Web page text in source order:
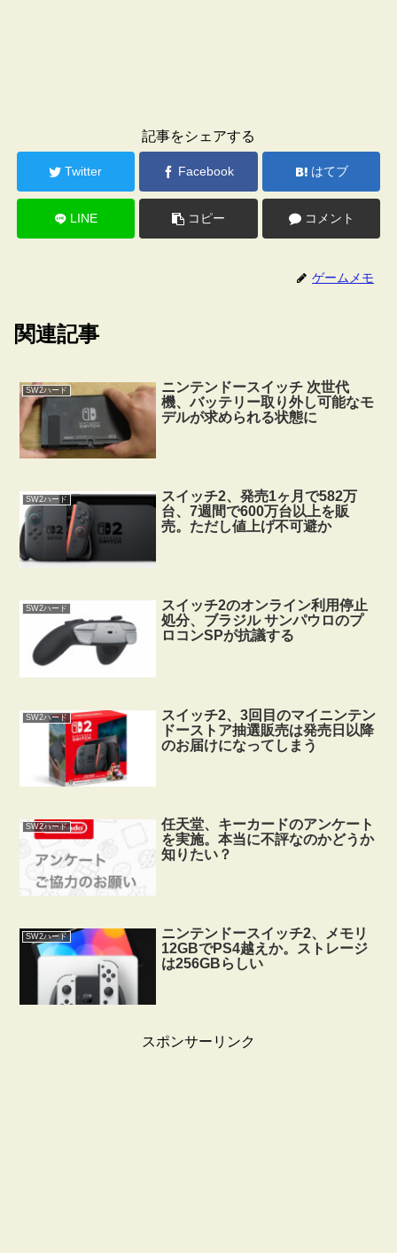
記事をシェアする
Twitter Facebook はてブ
LINE コピー コメント
ゲームメモ
関連記事
SW2ハード
ニンテンドースイッチ 次世代
機、バッテリー取り外し可能なモ
デルが求められる状態に
SW2ハード
スイッチ2、発売1ヶ月で582万
台、7週間で600万台以上を販
売。ただし値上げ不可避か
SW2ハード
スイッチ2のオンライン利用停止
処分、ブラジル サンパウロのプ
ロコンSPが抗議する
SW2ハード
スイッチ2、3回目のマイニンテン
ドーストア抽選販売は発売日以降
のお届けになってしまう
SW2ハード
任天堂、キーカードのアンケート
を実施。本当に不評なのかどうか
知りたい？
SW2ハード
ニンテンドースイッチ2、メモリ
12GBでPS4越えか。ストレージ
は256GBらしい
スポンサーリンク